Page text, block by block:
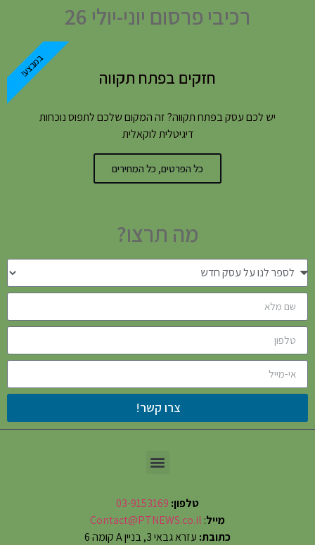
רכיבי פרסום יוני-יולי 26
חזקים בפתח תקווה
יש לכם עסק בפתח תקווה? זה המקום שלכם לתפוס נוכחות
דיגיטלית לוקאלית
כל הפרטים, כל המחירים
במבצע!
מה תרצו?
צרו קשר!
טלפון: 03-9153169
מייל:
Contact@PTNEWS.co.il
כתובת: עזרא גבאי 3, בניין A קומה 6